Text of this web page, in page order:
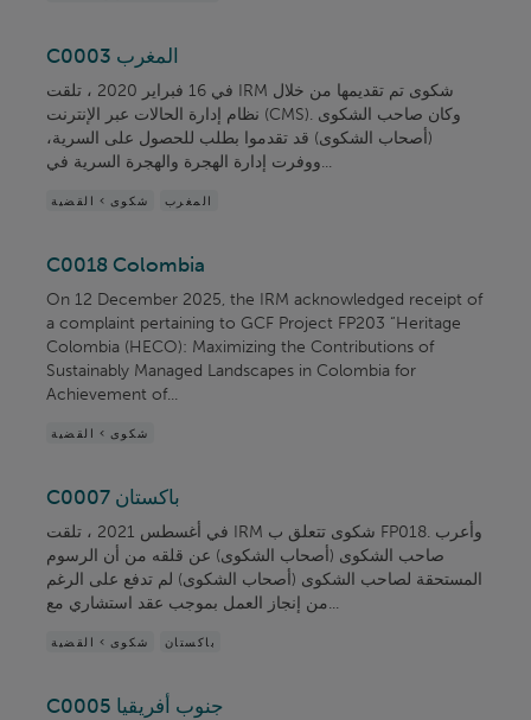
C0003 المغرب
في 16 فبراير 2020 ، تلقت IRM شكوى تم تقديمها من خلال
نظام إدارة الحالات عبر الإنترنت (CMS). وكان صاحب الشكوى
(أصحاب الشكوى) قد تقدموا بطلب للحصول على السرية،
ووفرت إدارة الهجرة والهجرة السرية في...
شكوى > القضية المغرب
C0018 Colombia
On 12 December 2025, the IRM acknowledged receipt of
a complaint pertaining to GCF Project FP203 “Heritage
Colombia (HECO): Maximizing the Contributions of
Sustainably Managed Landscapes in Colombia for
Achievement of...
شكوى > القضية
C0007 باكستان
في أغسطس 2021 ، تلقت IRM شكوى تتعلق ب FP018. وأعرب
صاحب الشكوى (أصحاب الشكوى) عن قلقه من أن الرسوم
المستحقة لصاحب الشكوى (أصحاب الشكوى) لم تدفع على الرغم
من إنجاز العمل بموجب عقد استشاري مع...
شكوى > القضية باكستان
C0005 جنوب أفريقيا